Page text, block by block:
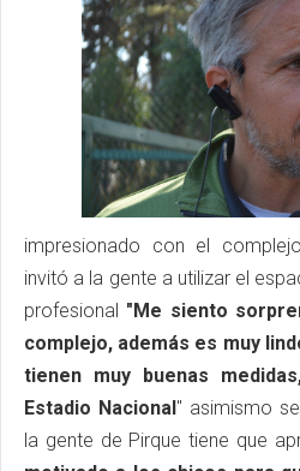
impresionado con el
invitó a la gente a utilizar el
profesional "Me siento
complejo, además es muy
tienen muy buenas
Estadio Nacional " asimismo
la gente de Pirque tiene que